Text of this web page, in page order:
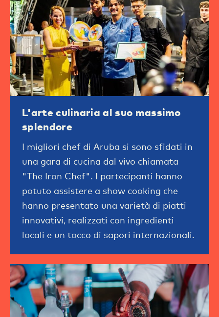
L'arte culinaria al suo massimo
splendore
I migliori chef di Aruba si sono sfidati in
una gara di cucina dal vivo chiamata
"The Iron Chef". I partecipanti hanno
potuto assistere a show cooking che
hanno presentato una varietà di piatti
innovativi, realizzati con ingredienti
locali e un tocco di sapori internazionali.